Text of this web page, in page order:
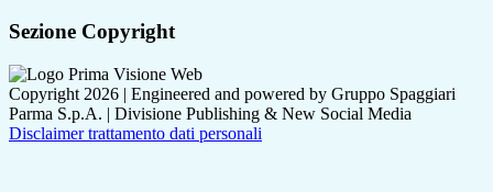
Sezione Copyright
Copyright 2026 | Engineered and powered by Gruppo Spaggiari
Parma S.p.A. | Divisione Publishing & New Social Media
Disclaimer trattamento dati personali